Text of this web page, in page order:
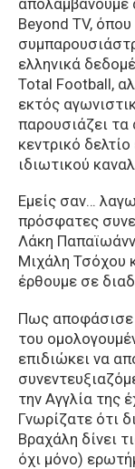
Beyond TV,
ελληνικά
Total Football,
εκτός
παρουσιάζει τα
κεντρικό
ιδιωτικού
Εμείς σαν…
πρόσφατες
Λάκη
Μιχάλη Τσόχου
έρθουμε σε
Πως αποφάσισε
του
επιδιώκει να
την Αγγλία της
Γνωρίζατε ότι
Βραχάλη δίνει
όχι μόνο)